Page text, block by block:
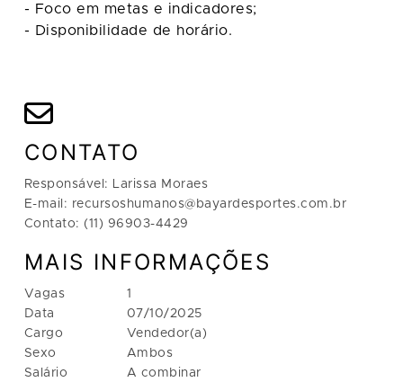
CONTATO
Responsável: Larissa Moraes
E-mail: recursoshumanos@bayardesportes.com.br
Contato: (11) 96903-4429
MAIS INFORMAÇÕES
Vagas
Data
Cargo
Sexo
Salário
1
07/10/2025
Vendedor(a)
Ambos
A combinar
- Foco em metas e indicadores;
- Disponibilidade de horário.